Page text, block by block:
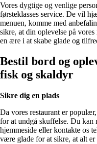
Vores dygtige og venlige
førsteklasses service. De vil
menuen, komme med
sikre, at din oplevelse på
en ære i at skabe glade og
Bestil bord og
fisk og skaldyr
Sikre dig en plads
Da vores restaurant er
for at undgå skuffelse. Du kan
hjemmeside eller kontakte os
være glade for at sikre, at alt